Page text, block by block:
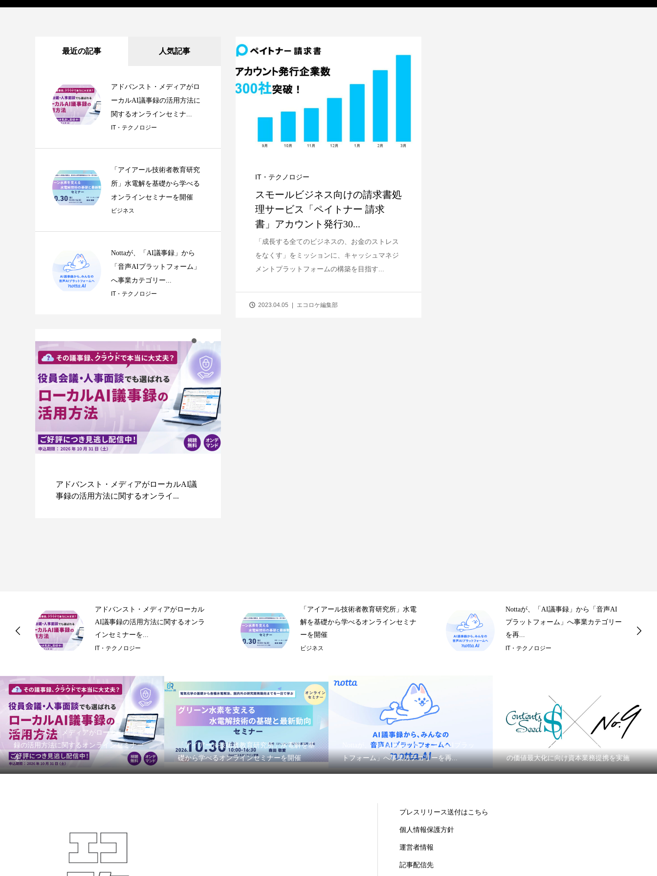
IT・テクノロジー
スモールビジネス向けの請求書処
理サービス「ペイトナー 請求
書」アカウント発行30...
「成長する全てのビジネスの、お金のストレス
をなくす」をミッションに、キャッシュマネジ
メントプラットフォームの構築を目指す...
2023.04.05 エコロケ編集部
最近の記事 人気記事
アドバンスト・メディアがロ
ーカルAI議事録の活用方法に
関するオンラインセミナ...
IT・テクノロジー
「アイアール技術者教育研究
所」水電解を基礎から学べる
オンラインセミナーを開催
ビジネス
Nottaが、「AI議事録」から
「音声AIプラットフォーム」
へ事業カテゴリー...
IT・テクノロジー
「アイアール技術者教育研究所」水電解
を基礎から学べるオンラインセミナ...
「アイアール技術者教育研究所」水電
解を基礎から学べるオンラインセミナ
ーを開催
ビジネス
Nottaが、「AI議事録」から「音声AI
プラットフォーム」へ事業カテゴリー
を再...
IT・テクノロジー
「ナンバーナイン×コンテンツシー
ド」漫画の価値最大化に向け資本業務
提携を実施
ビジネス
アドバンスト・メディアがローカルAI議事
録の活用方法に関するオンラインセミナー
を...
「アイアール技術者教育研究所」水電解を基
礎から学べるオンラインセミナーを開催
Nottaが、「AI議事録」から「音声AIプラッ
トフォーム」へ事業カテゴリーを再...
「ナンバーナイン×コンテンツシード」漫画
の価値最大化に向け資本業務提携を実施
プレスリリース送付はこちら
個人情報保護方針
運営者情報
記事配信先